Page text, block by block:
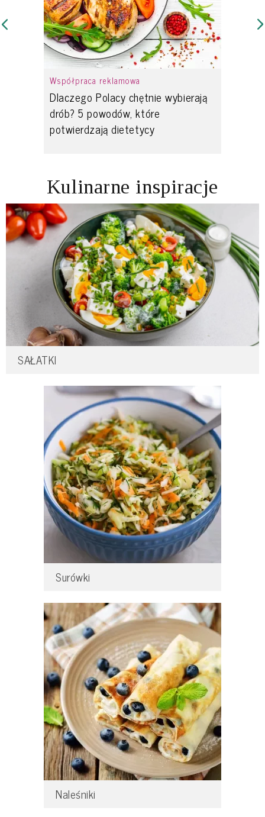
Współpraca reklamowa
Dlaczego Polacy chętnie wybierają
drób? 5 powodów, które
potwierdzają dietetycy
Kulinarne inspiracje
SAŁATKI
Surówki
Naleśniki